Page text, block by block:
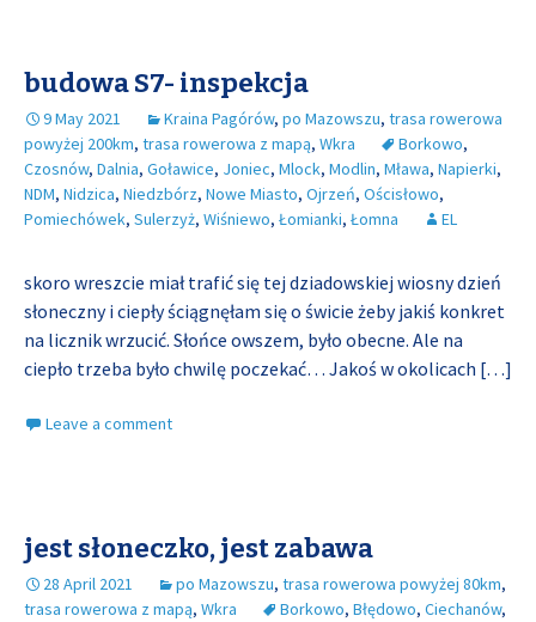
budowa S7- inspekcja
9 May 2021 Kraina Pagórów, po Mazowszu, trasa rowerowa
powyżej 200km, trasa rowerowa z mapą, Wkra Borkowo,
Czosnów, Dalnia, Goławice, Joniec, Mlock, Modlin, Mława, Napierki,
NDM, Nidzica, Niedzbórz, Nowe Miasto, Ojrzeń, Ościsłowo,
Pomiechówek, Sulerzyż, Wiśniewo, Łomianki, Łomna EL
skoro wreszcie miał trafić się tej dziadowskiej wiosny dzień
słoneczny i ciepły ściągnęłam się o świcie żeby jakiś konkret
na licznik wrzucić. Słońce owszem, było obecne. Ale na
ciepło trzeba było chwilę poczekać… Jakoś w okolicach […]
Leave a comment
jest słoneczko, jest zabawa
28 April 2021 po Mazowszu, trasa rowerowa powyżej 80km,
trasa rowerowa z mapą, Wkra Borkowo, Błędowo, Ciechanów,